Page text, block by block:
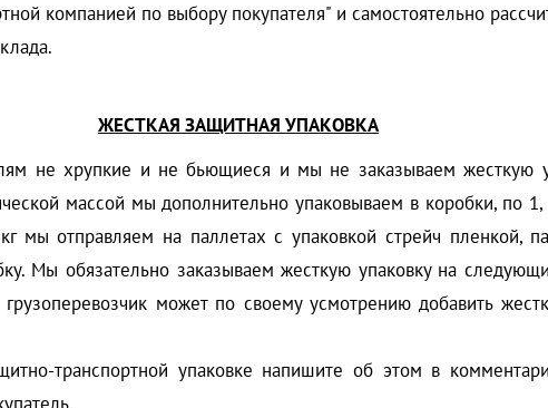
компанией по выбору покупателя" и самостоятельно
ЖЕСТКАЯ ЗАЩИТНАЯ УПАКОВКА
не хрупкие и не бьющиеся и мы не заказываем жесткую
массой мы дополнительно упаковываем в коробки, по
мы отправляем на паллетах с упаковкой стрейч пленкой,
Мы обязательно заказываем жесткую упаковку на
может по своему усмотрению добавить
транспортной упаковке напишите об этом в